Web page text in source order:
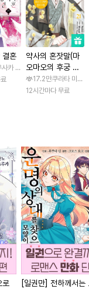
결혼
사카 리토 / 아기토기 아쿠미
약사의 혼잣말(마
오마오의 후궁 수
수께끼 풀이수첩)
17.2만쿠라타 미노
12시간마다 무료
로
[일권만] 전하께서는